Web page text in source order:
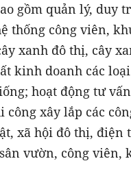
gồm quản lý, duy
thống công viên,
xanh đô thị, cây
kinh doanh các
hoạt động tư
công xây lắp các
xã hội đô thị, điện
vườn, công viên,